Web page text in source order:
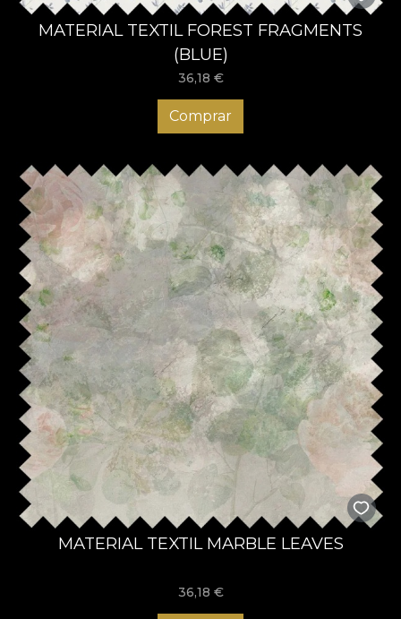
MATERIAL TEXTIL FOREST FRAGMENTS
(BLUE)
36,18 €
Comprar
MATERIAL TEXTIL MARBLE LEAVES
36,18 €